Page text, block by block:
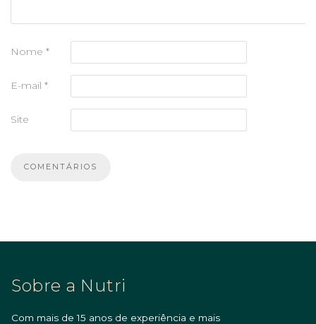
Nome *
E-mail *
Site
Sobre a Nutri
Com mais de 15 anos de experiência e mais